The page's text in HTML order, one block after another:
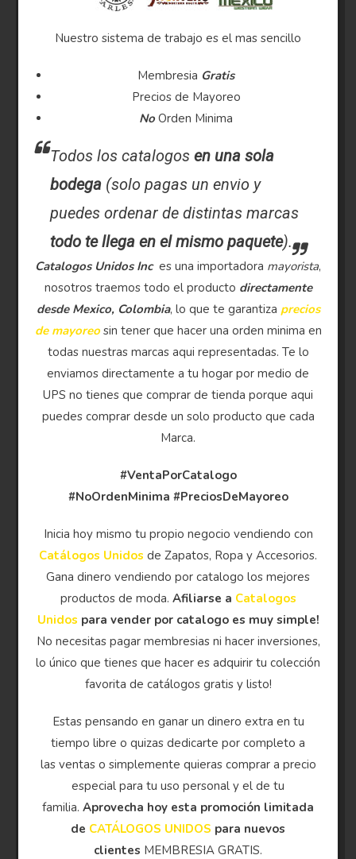
Nuestro sistema de trabajo es el mas sencillo
Membresia Gratis
Precios de Mayoreo
No Orden Minima
Todos los catalogosen una sola
bodega (solo pagas un envio y
puedes ordenar de distintas marcas
todo te llega en el mismo paquete).
Catalogos Unidos Inc es una importadora mayorista,
nosotros traemos todo el producto directamente
desde Mexico, Colombia, lo que te garantiza precios
de mayoreosin tener que hacer una orden minima en
todas nuestras marcas aqui representadas. Te lo
enviamos directamente a tu hogar por medio de
UPS no tienes que comprar de tienda porque aqui
puedes comprar desde un solo producto que cada
Marca.
#VentaPorCatalogo
#NoOrdenMinima #PreciosDeMayoreo
Inicia hoy mismo tu propio negocio vendiendo con
Catálogos Unidos de Zapatos, Ropa y Accesorios.
Gana dinero vendiendo por catalogo los mejores
productos de moda. Afiliarse a Catalogos
Unidos para vender por catalogo es muy simple!
No necesitas pagar membresias ni hacer inversiones,
lo único que tienes que hacer es adquirir tu colección
favorita de catálogos gratis y listo!
Estas pensando en ganar un dinero extra en tu
tiempo libre o quizas dedicarte por completo a
las ventas o simplemente quieras comprar a precio
especial para tu uso personal y el de tu
familia.Aprovecha hoy esta promoción limitada
de CATÁLOGOS UNIDOS para nuevos
clientes MEMBRESIA GRATIS.